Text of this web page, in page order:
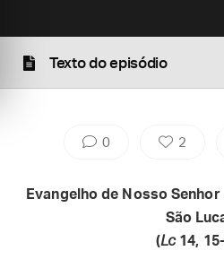
Texto do episódio
0 2
Evangelho de Nosso
São
(Lc14,